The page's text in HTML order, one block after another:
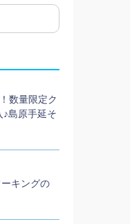
数量限定ク
島原手延そ
ーキングの